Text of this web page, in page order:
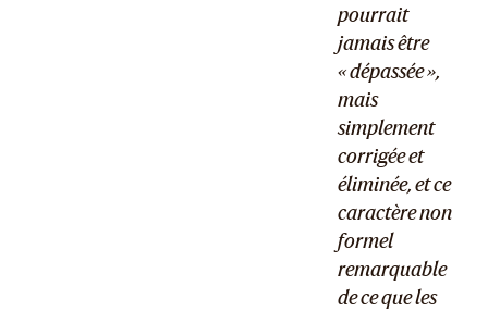
pourrait
jamais être
« dépassée »,
mais
simplement
corrigée et
éliminée, et ce
caractère non
formel
remarquable
de ce que les